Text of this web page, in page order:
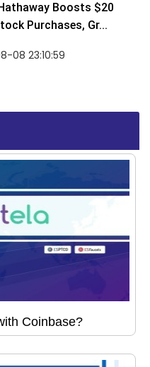
Boosts $20
Purchases, Gr...
08 23:10:59
Coinbase?